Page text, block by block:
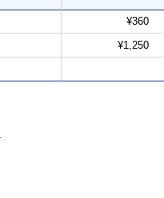
¥360
¥1,250